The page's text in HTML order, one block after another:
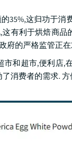
35%,这归功于
有利于烘焙商
府的严格监管正
和超市,便利店,
消费者的需求.